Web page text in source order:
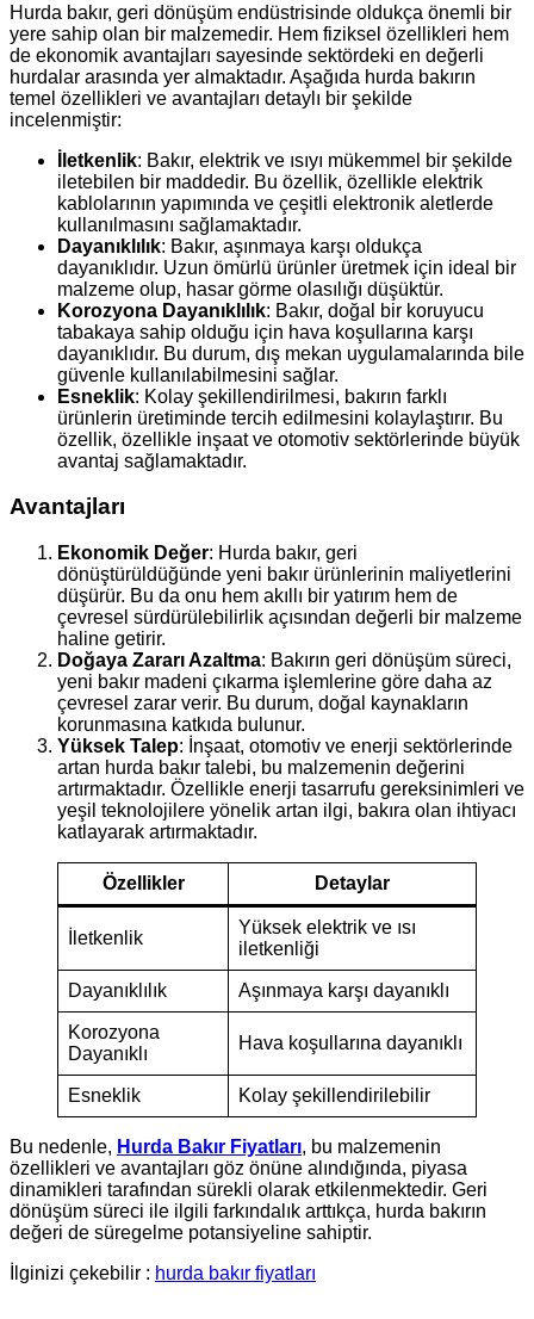
Hurda bakır, geri dönüşüm endüstrisinde oldukça önemli bir
yere sahip olan bir malzemedir. Hem fiziksel özellikleri hem
de ekonomik avantajları sayesinde sektördeki en değerli
hurdalar arasında yer almaktadır. Aşağıda hurda bakırın
temel özellikleri ve avantajları detaylı bir şekilde
incelenmiştir:
İletkenlik: Bakır, elektrik ve ısıyı mükemmel bir şekilde
iletebilen bir maddedir. Bu özellik, özellikle elektrik
kablolarının yapımında ve çeşitli elektronik aletlerde
kullanılmasını sağlamaktadır.
Dayanıklılık: Bakır, aşınmaya karşı oldukça
dayanıklıdır. Uzun ömürlü ürünler üretmek için ideal bir
malzeme olup, hasar görme olasılığı düşüktür.
Korozyona Dayanıklılık: Bakır, doğal bir koruyucu
tabakaya sahip olduğu için hava koşullarına karşı
dayanıklıdır. Bu durum, dış mekan uygulamalarında bile
güvenle kullanılabilmesini sağlar.
Esneklik: Kolay şekillendirilmesi, bakırın farklı
ürünlerin üretiminde tercih edilmesini kolaylaştırır. Bu
özellik, özellikle inşaat ve otomotiv sektörlerinde büyük
avantaj sağlamaktadır.
Avantajları
Ekonomik Değer: Hurda bakır, geri
dönüştürüldüğünde yeni bakır ürünlerinin maliyetlerini
düşürür. Bu da onu hem akıllı bir yatırım hem de
çevresel sürdürülebilirlik açısından değerli bir malzeme
haline getirir.
Doğaya Zararı Azaltma: Bakırın geri dönüşüm süreci,
yeni bakır madeni çıkarma işlemlerine göre daha az
çevresel zarar verir. Bu durum, doğal kaynakların
korunmasına katkıda bulunur.
Yüksek Talep: İnşaat, otomotiv ve enerji sektörlerinde
artan hurda bakır talebi, bu malzemenin değerini
artırmaktadır. Özellikle enerji tasarrufu gereksinimleri ve
yeşil teknolojilere yönelik artan ilgi, bakıra olan ihtiyacı
katlayarak artırmaktadır.
Özellikler Detaylar
İletkenlik
Yüksek elektrik ve ısı
iletkenliği
Dayanıklılık Aşınmaya karşı dayanıklı
Korozyona
Dayanıklı
Hava koşullarına dayanıklı
Esneklik Kolay şekillendirilebilir
Bu nedenle, Hurda Bakır Fiyatları, bu malzemenin
özellikleri ve avantajları göz önüne alındığında, piyasa
dinamikleri tarafından sürekli olarak etkilenmektedir. Geri
dönüşüm süreci ile ilgili farkındalık arttıkça, hurda bakırın
değeri de süregelme potansiyeline sahiptir.
İlginizi çekebilir : hurda bakır fiyatları